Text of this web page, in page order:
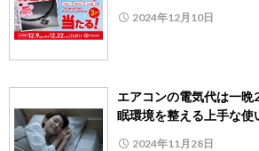
2024年12月10日
エアコンの電気代は一
眠環境を整える上手な使
2024年11月28日